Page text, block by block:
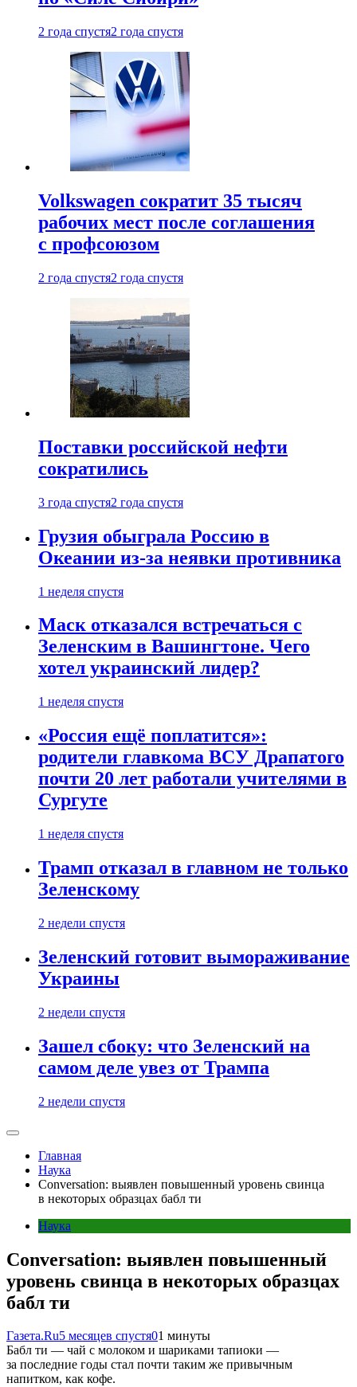
2 года спустя2 года спустя
Volkswagen сократит 35 тысяч
рабочих мест после соглашения
с профсоюзом
2 года спустя2 года спустя
Поставки российской нефти
сократились
3 года спустя2 года спустя
Грузия обыграла Россию в
Океании из-за неявки противника
1 неделя спустя
Маск отказался встречаться с
Зеленским в Вашингтоне. Чего
хотел украинский лидер?
1 неделя спустя
«Россия ещё поплатится»:
родители главкома ВСУ Драпатого
почти 20 лет работали учителями в
Сургуте
1 неделя спустя
Трамп отказал в главном не только
Зеленскому
2 недели спустя
Зеленский готовит вымораживание
Украины
2 недели спустя
Зашел сбоку: что Зеленский на
самом деле увез от Трампа
2 недели спустя
Главная
Наука
Conversation: выявлен повышенный уровень свинца
в некоторых образцах бабл ти
Наука
Conversation: выявлен повышенный
уровень свинца в некоторых образцах
бабл ти
Газета.Ru5 месяцев спустя01 минуты
Бабл ти — чай с молоком и шариками тапиоки —
за последние годы стал почти таким же привычным
напитком, как кофе.